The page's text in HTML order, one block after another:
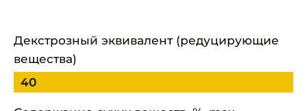
Декстрозный эквивалент (редуцирующие
вещества)
40